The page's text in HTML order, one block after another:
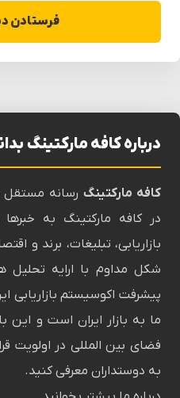
درباره کافه مارکتینگ
کافه مارکتینگرسانه‌ مستقل
در کافه مارکتینگ به خبرها
بازاریابی، تبلیغات، برند و
شکل مداوم با ارایه
پیشرفت اکوسیستم بازاریابی
ما به بازار ایران است و این
فضای بین المللی در اولویت
به دوستداران معرفی کنید.